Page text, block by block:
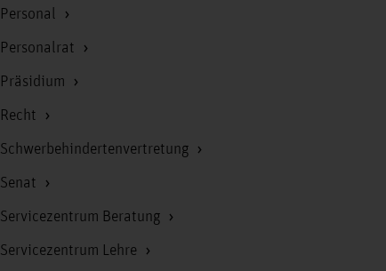
Personal
Personalrat
Präsidium
Recht
Schwerbehindertenvertretung
Senat
Servicezentrum Beratung
Servicezentrum Lehre